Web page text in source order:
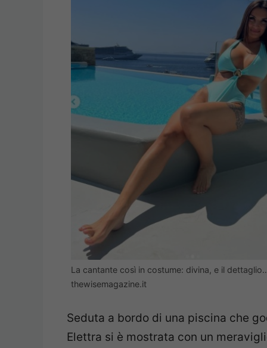
La cantante così in costume: divina, e il
thewisemagazine.it
Seduta a bordo di una piscina che
Elettra si è mostrata con un